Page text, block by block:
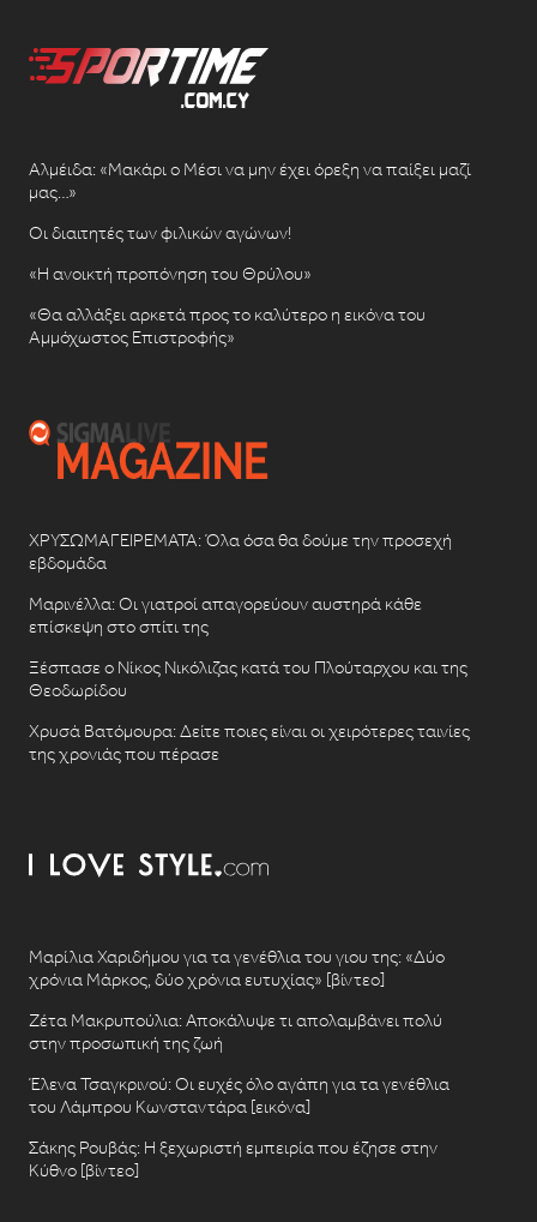
Αλμέιδα: «Μακάρι ο Μέσι να μην έχει όρεξη να παίξει μαζί
μας…»
Οι διαιτητές των φιλικών αγώνων!
«Η ανοικτή προπόνηση του Θρύλου»
«Θα αλλάξει αρκετά προς το καλύτερο η εικόνα του
Αμμόχωστος Επιστροφής»
ΧΡΥΣΩΜΑΓΕΙΡΕΜΑΤΑ: Όλα όσα θα δούμε την προσεχή
εβδομάδα
Μαρινέλλα: Οι γιατροί απαγορεύουν αυστηρά κάθε
επίσκεψη στο σπίτι της
Ξέσπασε ο Νίκος Νικόλιζας κατά του Πλούταρχου και της
Θεοδωρίδου
Χρυσά Βατόμουρα: Δείτε ποιες είναι οι χειρότερες ταινίες
της χρονιάς που πέρασε
Μαρίλια Χαριδήμου για τα γενέθλια του γιου της: «Δύο
χρόνια Μάρκος, δύο χρόνια ευτυχίας» [βίντεο]
Ζέτα Μακρυπούλια: Αποκάλυψε τι απολαμβάνει πολύ
στην προσωπική της ζωή
Έλενα Τσαγκρινού: Οι ευχές όλο αγάπη για τα γενέθλια
του Λάμπρου Κωνσταντάρα [εικόνα]
Σάκης Ρουβάς: Η ξεχωριστή εμπειρία που έζησε στην
Κύθνο [βίντεο]